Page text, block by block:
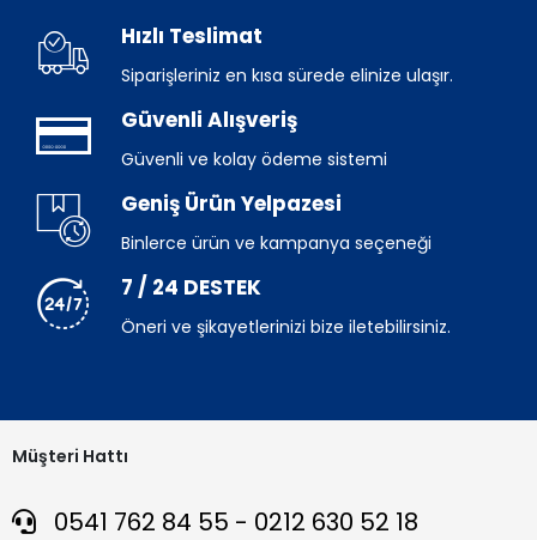
Hızlı Teslimat
Siparişleriniz en kısa sürede elinize ulaşır.
Güvenli Alışveriş
Güvenli ve kolay ödeme sistemi
Geniş Ürün Yelpazesi
Binlerce ürün ve kampanya seçeneği
7 / 24 DESTEK
Öneri ve şikayetlerinizi bize iletebilirsiniz.
Müşteri Hattı
0541 762 84 55 - 0212 630 52 18